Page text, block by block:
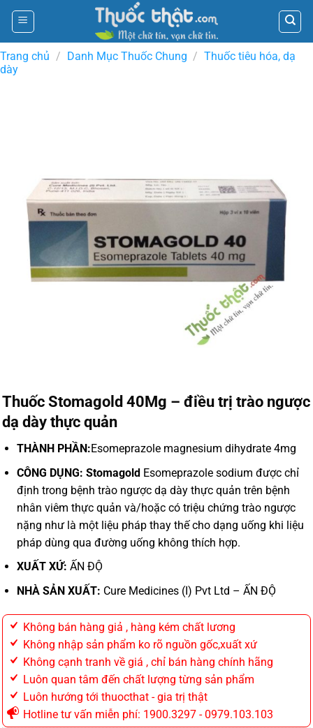
Skip
content
Trang chủ / Danh Mục Thuốc Chung / Thuốc tiêu hóa, dạ
dày
Thuốc Stomagold 40Mg – điều trị trào ngược
dạ dày thực quản
THÀNH PHẦN:Esomeprazole magnesium dihydrate 4mg
CÔNG DỤNG: Stomagold Esomeprazole sodium được chỉ
định trong bệnh trào ngược dạ dày thực quản trên bệnh
nhân viêm thực quản và/hoặc có triệu chứng trào ngược
nặng như là một liệu pháp thay thế cho dạng uống khi liệu
pháp dùng qua đường uống không thích hợp.
XUẤT XỨ: ẤN ĐỘ
NHÀ SẢN XUẤT: Cure Medicines (I) Pvt Ltd – ẤN ĐỘ
Không bán hàng giả , hàng kém chất lương
Không nhập sản phẩm ko rõ nguồn gốc,xuất xứ
Không cạnh tranh về giá , chỉ bán hàng chính hãng
Luôn quan tâm đến chất lượng từng sản phẩm
Luôn hướng tới thuocthat - gia trị thật
Hotline tư vấn miễn phí: 1900.3297 - 0979.103.103